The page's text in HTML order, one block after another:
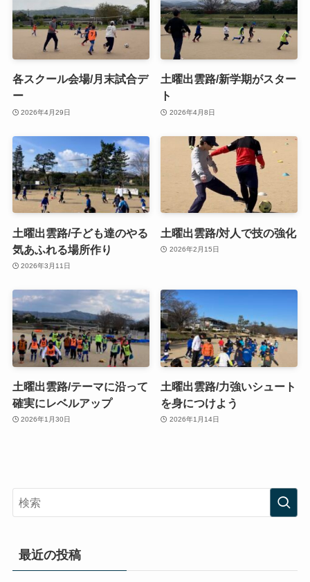
各スクール会場/月末試合デ
ー
2026年4月29日
土曜出雲路/新学期がスター
ト
2026年4月8日
土曜出雲路/子ども達のやる
気あふれる場所作り
2026年3月11日
土曜出雲路/対人で技の強化
2026年2月15日
土曜出雲路/テーマに沿って
確実にレベルアップ
2026年1月30日
土曜出雲路/力強いシュート
を身につけよう
2026年1月14日
最近の投稿